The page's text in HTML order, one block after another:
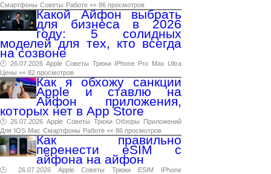
Смартфоны Советы Работе 👀 86 просмотров
Какой Айфон выбрать
для бизнеса в 2026
году: 5 солидных
моделей для тех, кто всегда
на созвоне
🕑 26.07.2026 Apple Советы Трюки IPhone Pro Max Ultra
Цены 👀 82 просмотров
Как я обхожу санкции
Apple и ставлю на
Айфон приложения,
которых нет в App Store
🕑 26.07.2026 Apple Советы Трюки Обзоры
Приложений
Для IOS Mac Смартфоны Работе 👀 86 просмотров
Как правильно
перенести eSIM с
айфона на айфон
🕑 26.07.2026 Apple Советы Трюки ESIM
IPhone